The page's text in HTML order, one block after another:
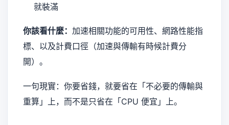
就裝滿
你該看什麼： 加速相關功能的可用性、網路性能指
標、以及計費口徑（加速與傳輸有時候計費分
開）。
一句現實：你要省錢，就要省在「不必要的傳輸與
重算」上，而不是只省在「CPU 便宜」上。